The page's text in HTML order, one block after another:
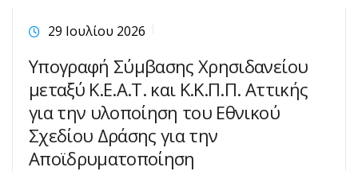
29 Ιουλίου 2026
Υπογραφή Σύμβασης Χρησιδανείου
μεταξύ Κ.Ε.Α.Τ. και Κ.Κ.Π.Π. Αττικής
για την υλοποίηση του Εθνικού
Σχεδίου Δράσης για την
Αποϊδρυματοποίηση